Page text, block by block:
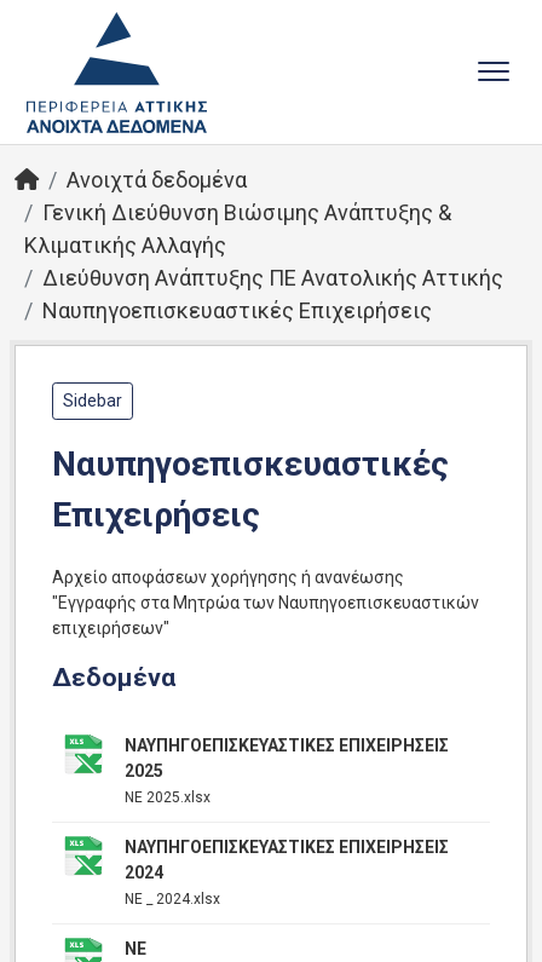
Ανοιχτά δεδομένα
Γενική Διεύθυνση Βιώσιμης Ανάπτυξης &
Κλιματικής Αλλαγής
Διεύθυνση Ανάπτυξης ΠΕ Ανατολικής Αττικής
Ναυπηγοεπισκευαστικές Επιχειρήσεις
Sidebar
Ναυπηγοεπισκευαστικές
Επιχειρήσεις
Αρχείο αποφάσεων χορήγησης ή ανανέωσης
"Εγγραφής στα Μητρώα των Ναυπηγοεπισκευαστικών
επιχειρήσεων"
Δεδομένα
ΝΑΥΠΗΓΟΕΠΙΣΚΕΥΑΣΤΙΚΕΣ ΕΠΙΧΕΙΡΗΣΕΙΣ
2025
ΝΕ 2025.xlsx
ΝΑΥΠΗΓΟΕΠΙΣΚΕΥΑΣΤΙΚΕΣ ΕΠΙΧΕΙΡΗΣΕΙΣ
2024
ΝΕ _ 2024.xlsx
ΝΕ